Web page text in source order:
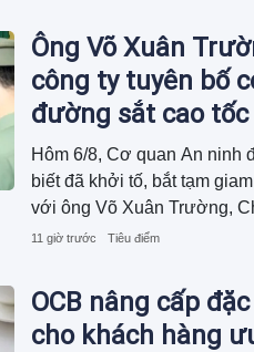
Ông Võ Xuân
công ty tuyên bố
đường sắt cao
Hôm 6/8, Cơ quan An ninh
biết đã khởi tố, bắt tạm
với ông Võ Xuân Trường,
ty CP Mekolor.
11 giờ trước Tiêu điểm
OCB nâng cấp
cho khách hàng